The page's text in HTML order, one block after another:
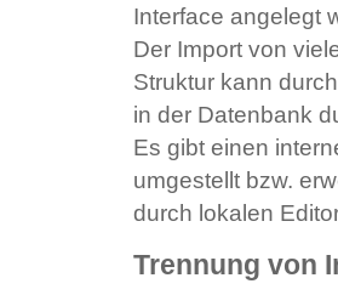
Interface angelegt
Der Import von
Struktur kann
in der Datenbank
Es gibt einen
umgestellt bzw.
durch lokalen
Trennung von